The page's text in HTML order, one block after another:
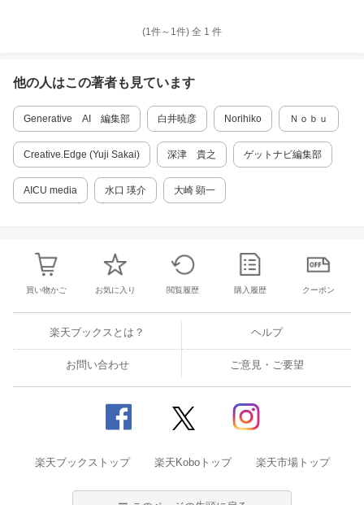
す。 ●目次 まえがき 生成AIは映像クリエイター
ローチとは? 〈LLM〉Chat GPT (+DALL-E)
〈画像生成〉Midjourney 〈画像生成〉Leonard
o AI 〈画像生成〉Krea 〈画像生成〉Skybox 24
〈画像生成〉Stable Diffusion Comfy UI 〈動画
Domo AI 〈動画生成〉Luma Dream Machine
〈3D生成〉TripoAI 〈音楽生成〉Suno 〈音楽
生成〉Udio 第2章生成AIでCMを作る 導入:生成
AIを駆使して従来の映像制作手法を塗り替える
AIとは何なのか? 第3章最新の動画生成AIを体感
uma Dream MachineとRunway Gen-3を取り入
CreativeEdge:たったひとりで映画・MV・シリ
アスゲーム・ファッション雑誌を作る 第4章写
真から映像スライドショーを作る 導入:スライ
ドショーは多岐にわたる案件で採用される 写真
から映像スライドショーを作るワークフロー 第
Stable Diffusionローカル化のススメ 導入2:自作
PCで生成スピードを向上させる CIVIT AI:Stabl
le Diffusion基礎用語辞典 ComfyUIでモーフィン
インストール方法 ComfyUIでアート映像を作る
(1件～ 1件) 全 1 件
他の人はこの著者も見ています
Generative AI 編集部 白井暁彦 Norihiko Ｎｏｂｕ
Creative.Edge (Yuji Sakai) 深津 貴之 ゲットナビ編集部
AICU media 水口 瑛介 大崎 顕一
買い物かご お気に入り 閲覧履歴 購入履歴 クーポン
楽天ブックスとは？ ヘルプ
お問い合わせ ご意見・ご要望
楽天ブックストップ 楽天Koboトップ 楽天市場トップ